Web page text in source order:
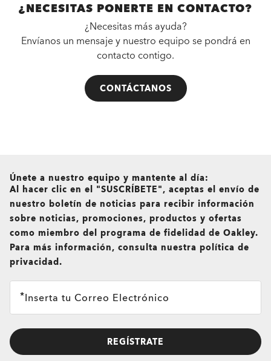
¿NECESITAS PONERTE EN CONTACTO?
¿Necesitas más ayuda?
Envíanos un mensaje y nuestro equipo se pondrá en
contacto contigo.
CONTÁCTANOS
Únete a nuestro equipo y mantente al día:
Al hacer clic en el "SUSCRÍBETE", aceptas el envío de
nuestro boletín de noticias para recibir información
sobre noticias, promociones, productos y ofertas
como miembro del programa de fidelidad de Oakley.
Para más información, consulta nuestra política de
privacidad.
Inserta tu Correo Electrónico
REGÍSTRATE